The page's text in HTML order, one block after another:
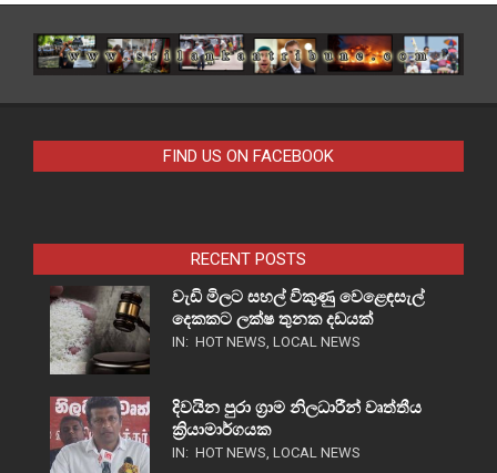
FIND US ON FACEBOOK
RECENT POSTS
වැඩි මිලට සහල් විකුණු වෙළෙඳසැල්
දෙකකට ලක්ෂ තුනක දඩයක්
IN: HOT NEWS, LOCAL NEWS
දිවයින පුරා ග්‍රාම නිලධාරීන් වෘත්තීය
ක්‍රියාමාර්ගයක
IN: HOT NEWS, LOCAL NEWS